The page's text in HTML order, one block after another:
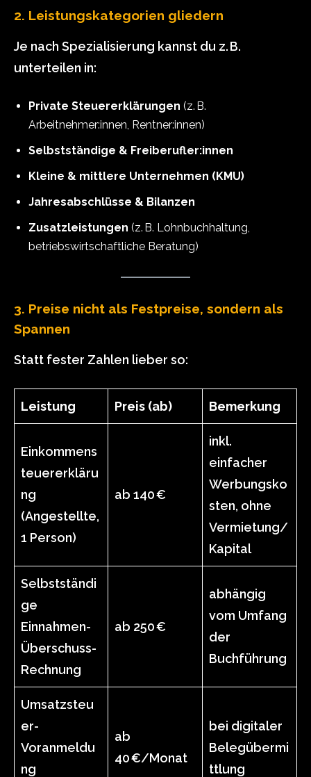
2. Leistungskategorien gliedern
Je nach Spezialisierung kannst du z. B.
unterteilen in:
Private Steuererklärungen (z. B.
Arbeitnehmer:innen, Rentner:innen)
Selbstständige & Freiberufler:innen
Kleine & mittlere Unternehmen (KMU)
Jahresabschlüsse & Bilanzen
Zusatzleistungen (z. B. Lohnbuchhaltung,
betriebswirtschaftliche Beratung)
3. Preise nicht als Festpreise, sondern als
Spannen
Statt fester Zahlen lieber so:
Leistung Preis (ab) Bemerkung
Einkommens
teuererkläru
ng
(Angestellte,
1 Person)
ab 140 €
inkl.
einfacher
Werbungsko
sten, ohne
Vermietung/
Kapital
Selbstständi
ge
Einnahmen-
Überschuss-
Rechnung
ab 250 €
abhängig
vom Umfang
der
Buchführung
Umsatzsteu
er-
Voranmeldu
ng
ab
40 €/Monat
bei digitaler
Belegübermi
ttlung